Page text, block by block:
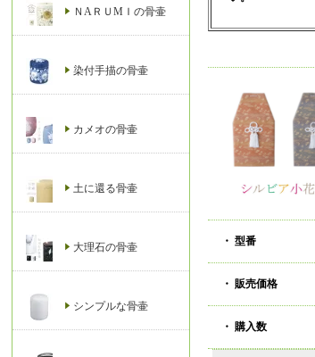
ＮAＲＵМＩの骨壷
染付手描の骨壷
カメオの骨壷
土に還る骨壷
大理石の骨壷
シンプルな骨壷
・ 型番
・ 販売価格
・ 購入数